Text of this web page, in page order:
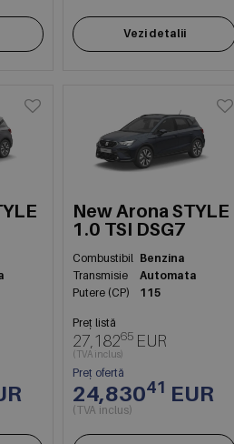
Vezi detalii
New Arona STYLE
1.0 TSI DSG7
Combustibil Benzina
Transmisie
Automata
Putere (CP)
115
Preț listă
27,18265 EUR
(TVA inclus)
Preț ofertă
24,83041 EUR
(TVA inclus)